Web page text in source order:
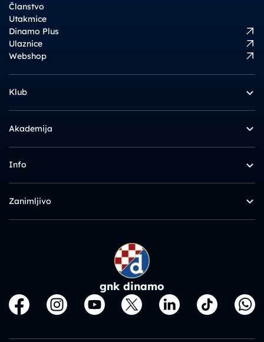
Članstvo
Utakmice
Dinamo Plus
Ulaznice
Webshop
Klub
Akademija
Info
Zanimljivo
gnk dinamo